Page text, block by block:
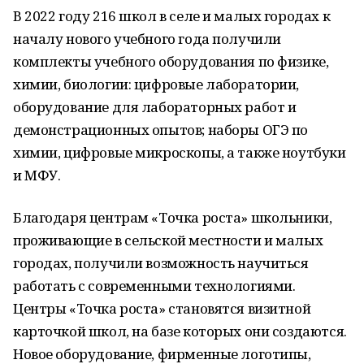
В 2022 году 216 школ в селе и малых городах к
началу нового учебного года получили
комплекты учебного оборудования по физике,
химии, биологии: цифровые лаборатории,
оборудование для лабораторных работ и
демонстрационных опытов; наборы ОГЭ по
химии, цифровые микроскопы, а также ноутбуки
и МФУ.
Благодаря центрам «Точка роста» школьники,
проживающие в сельской местности и малых
городах, получили возможность научиться
работать с современными технологиями.
Центры «Точка роста» становятся визитной
карточкой школ, на базе которых они создаются.
Новое оборудование, фирменные логотипы,